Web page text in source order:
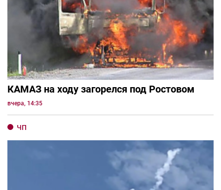
КАМАЗ на ходу загорелся под Ростовом
вчера, 14:35
ЧП